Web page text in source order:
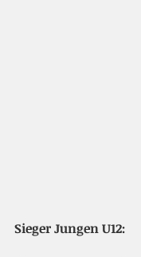
Sieger Jungen U12: